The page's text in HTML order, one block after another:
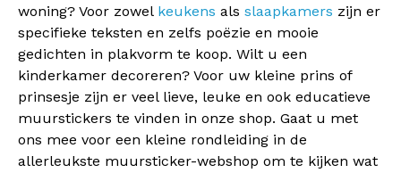
woning? Voor zowel keukens als slaapkamers zijn er
specifieke teksten en zelfs poëzie en mooie
gedichten in plakvorm te koop. Wilt u een
kinderkamer decoreren? Voor uw kleine prins of
prinsesje zijn er veel lieve, leuke en ook educatieve
muurstickers te vinden in onze shop. Gaat u met
ons mee voor een kleine rondleiding in de
allerleukste muursticker-webshop om te kijken wat